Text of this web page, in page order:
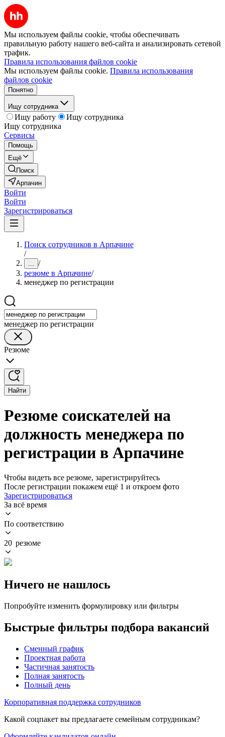
Мы используем файлы cookie, чтобы обеспечивать
правильную работу нашего веб-сайта и анализировать сетевой
трафик.
Правила использования файлов cookie
Мы используем файлы cookie. Правила использования
файлов cookie
Понятно
Ищу сотрудника
Ищу работу
Ищу сотрудника
Ищу сотрудника
Сервисы
Помощь
Ещё
Поиск
Арпачин
Войти
Войти
Зарегистрироваться
Поиск сотрудников в Арпачине
/
... /
резюме в Арпачине/
менеджер по регистрации
менеджер по регистрации
Резюме
Найти
Резюме соискателей на
должность менеджера по
регистрации в Арпачине
Чтобы видеть все резюме, зарегистрируйтесь
После регистрации покажем ещё 1 и откроем фото
Зарегистрироваться
За всё время
По соответствию
20 резюме
Ничего не нашлось
Попробуйте изменить формулировку или фильтры
Быстрые фильтры подбора вакансий
Сменный график
Проектная работа
Частичная занятость
Полная занятость
Полный день
Корпоративная поддержка сотрудников
Какой соцпакет вы предлагаете семейным сотрудникам?